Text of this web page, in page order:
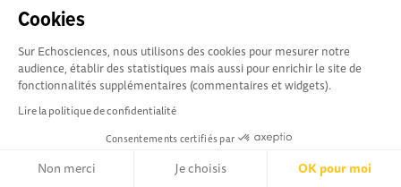
Cookies
Sur Echosciences, nous utilisons des cookies pour mesurer notre
audience, établir des statistiques mais aussi pour enrichir le site de
fonctionnalités supplémentaires (commentaires et widgets).
Lire la politique de confidentialité
Consentements certifiés par
Non merci Je choisis OK pour moi
Cet article est issu d’un travail de projet tuteuré d’étudiants
de Master 2 GAED-DDLS de l’Université d’Orléans, sous la
direction de G. Pierre : ...
GASPILLAGE ALIMENTATION-DURABLE
Geneviève Pierre
01/03/2023 La culture scientifique dans les